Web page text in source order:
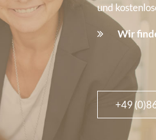
und
Wir
+49